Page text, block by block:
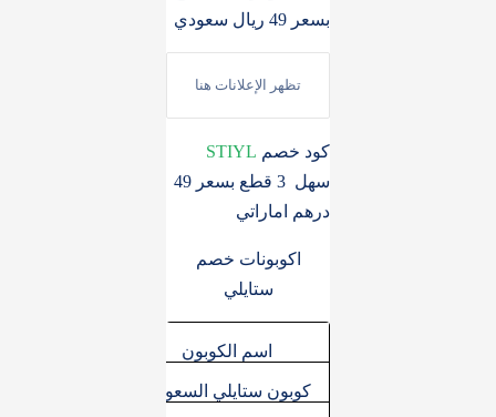
بسعر 49 ريال سعودي
كود خصم STIYL
سهل 3 قطع بسعر 49
درهم اماراتي
اكوبونات خصم
ستايلي
اسم الكوبون
كوبون ستايلي السعودية